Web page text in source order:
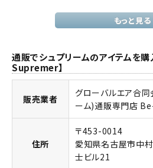
もっと見る
通販でシュプリームのアイテムを購
Supremer】
販売業者
グローバルエア合
ーム)通販専門店
住所
〒453-0014
愛知県名古屋市中
士ビル21